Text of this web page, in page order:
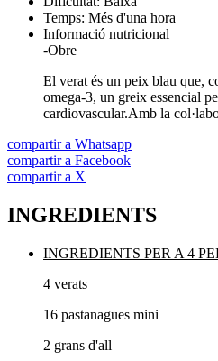
Temps: Més d'una hora
Informació nutricional
-Obre
El verat és un peix blau que,
omega-3, un greix essencial
cardiovascular.Amb la
compartir a Whatsapp
compartir a Facebook
compartir a X
INGREDIENTS
INGREDIENTS PER A 4
4 verats
16 pastanagues mini
2 grans d'all